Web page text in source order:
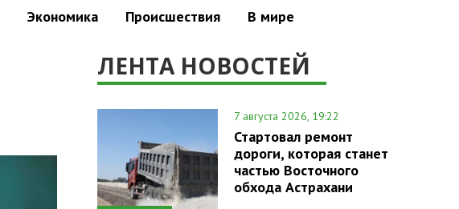
Экономика Происшествия В мире
ЛЕНТА НОВОСТЕЙ
7 августа 2026, 19:22
Стартовал ремонт
дороги, которая станет
частью Восточного
обхода Астрахани